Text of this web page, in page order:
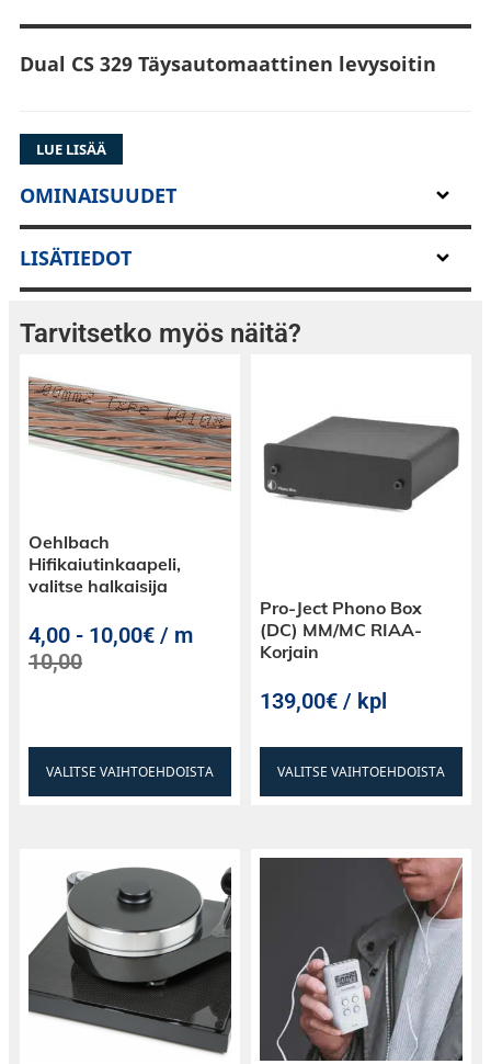
Dual CS 329 Täysautomaattinen levysoitin
Yksityiskohdat
Runko: MDF - Muovi
Jalkojen sisään integroidut elastomeeriset
tärinänvaimentimet
Irrotettava pölykansi
Lautanen: Valualumiinia
Tarkka alumiinipainevalu
Raskas kumimatto vaimentaa tehokkaasti
resonansseja
Äänivarsi: Suora, plug & play
Plug & play: Levysoitin tulee täysin
Kaikki toiminnot voidaan suorittaa
automaattisesti tai käsin
Vetotapa: DC Moottori / Hihna
Kumikiinnikkeet vähentävät tärinää
Tarkuusleikattu kuminauha vähentää wouvaus
ilmiötä
LUE LISÄÄ
OMINAISUUDET
LISÄTIEDOT
Tarvitsetko myös näitä?
Oehlbach
Hifikaiutinkaapeli,
valitse halkaisija
4,00 - 10,00€ / m
10,00
VALITSE VAIHTOEHDOISTA
Pro-Ject Phono Box
(DC) MM/MC RIAA-
Korjain
139,00€ / kpl
VALITSE VAIHTOEHDOISTA